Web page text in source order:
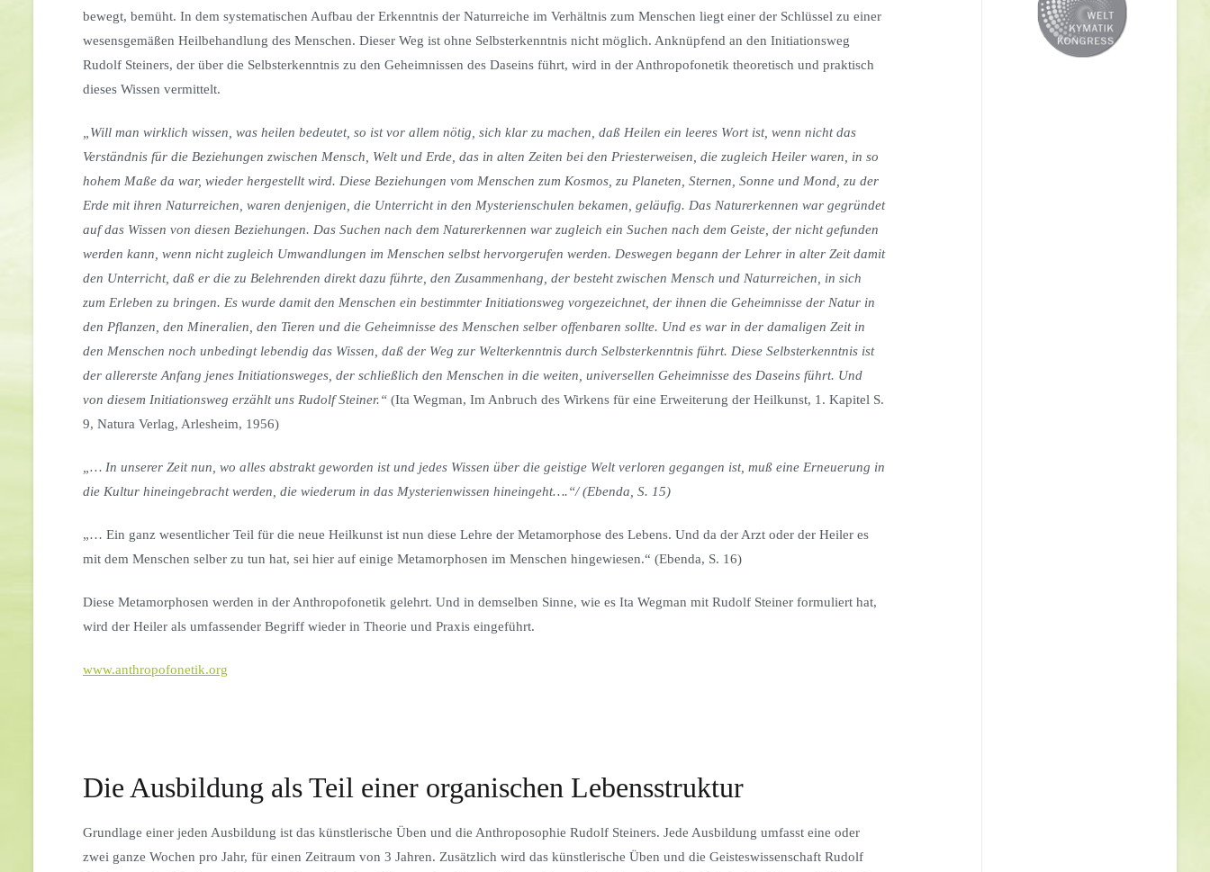
bewegt, bemüht. In dem systematischen Aufbau der Erkenntnis der Naturreiche im Verhältnis zum Menschen liegt einer der Schlüssel zu einer
wesensgemäßen Heilbehandlung des Menschen. Dieser Weg ist ohne Selbsterkenntnis nicht möglich. Anknüpfend an den Initiationsweg
Rudolf Steiners, der über die Selbsterkenntnis zu den Geheimnissen des Daseins führt, wird in der Anthropofonetik theoretisch und praktisch
dieses Wissen vermittelt.
„Will man wirklich wissen, was heilen bedeutet, so ist vor allem nötig, sich klar zu machen, daß Heilen ein leeres Wort ist, wenn nicht das
Verständnis für die Beziehungen zwischen Mensch, Welt und Erde, das in alten Zeiten bei den Priesterweisen, die zugleich Heiler waren, in so
hohem Maße da war, wieder hergestellt wird. Diese Beziehungen vom Menschen zum Kosmos, zu Planeten, Sternen, Sonne und Mond, zu der
Erde mit ihren Naturreichen, waren denjenigen, die Unterricht in den Mysterienschulen bekamen, geläufig. Das Naturerkennen war gegründet
auf das Wissen von diesen Beziehungen. Das Suchen nach dem Naturerkennen war zugleich ein Suchen nach dem Geiste, der nicht gefunden
werden kann, wenn nicht zugleich Umwandlungen im Menschen selbst hervorgerufen werden. Deswegen begann der Lehrer in alter Zeit damit
den Unterricht, daß er die zu Belehrenden direkt dazu führte, den Zusammenhang, der besteht zwischen Mensch und Naturreichen, in sich
zum Erleben zu bringen. Es wurde damit den Menschen ein bestimmter Initiationsweg vorgezeichnet, der ihnen die Geheimnisse der Natur in
den Pflanzen, den Mineralien, den Tieren und die Geheimnisse des Menschen selber offenbaren sollte. Und es war in der damaligen Zeit in
den Menschen noch unbedingt lebendig das Wissen, daß der Weg zur Welterkenntnis durch Selbsterkenntnis führt. Diese Selbsterkenntnis ist
der allererste Anfang jenes Initiationsweges, der schließlich den Menschen in die weiten, universellen Geheimnisse des Daseins führt. Und
von diesem Initiationsweg erzählt uns Rudolf Steiner.“ (Ita Wegman, Im Anbruch des Wirkens für eine Erweiterung der Heilkunst, 1. Kapitel S.
9, Natura Verlag, Arlesheim, 1956)
„… In unserer Zeit nun, wo alles abstrakt geworden ist und jedes Wissen über die geistige Welt verloren gegangen ist, muß eine Erneuerung in
die Kultur hineingebracht werden, die wiederum in das Mysterienwissen hineingeht….“/ (Ebenda, S. 15)
„… Ein ganz wesentlicher Teil für die neue Heilkunst ist nun diese Lehre der Metamorphose des Lebens. Und da der Arzt oder der Heiler es
mit dem Menschen selber zu tun hat, sei hier auf einige Metamorphosen im Menschen hingewiesen.“ (Ebenda, S. 16)
Diese Metamorphosen werden in der Anthropofonetik gelehrt. Und in demselben Sinne, wie es Ita Wegman mit Rudolf Steiner formuliert hat,
wird der Heiler als umfassender Begriff wieder in Theorie und Praxis eingeführt.
www.anthropofonetik.org
Die Ausbildung als Teil einer organischen Lebensstruktur
Grundlage einer jeden Ausbildung ist das künstlerische Üben und die Anthroposophie Rudolf Steiners. Jede Ausbildung umfasst eine oder
zwei ganze Wochen pro Jahr, für einen Zeitraum von 3 Jahren. Zusätzlich wird das künstlerische Üben und die Geisteswissenschaft Rudolf